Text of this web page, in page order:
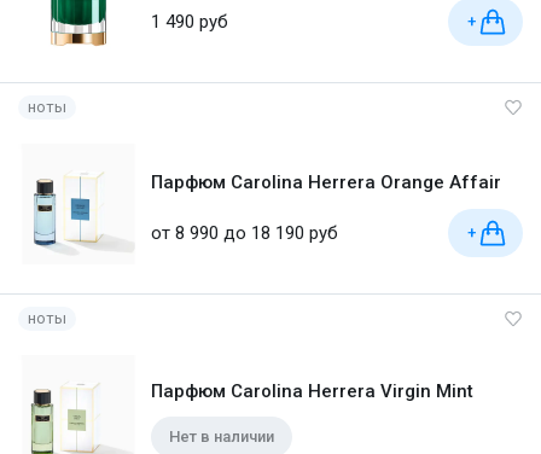
1 490 руб +
ноты
Парфюм Carolina Herrera Orange Affair
от 8 990 до 18 190 руб +
ноты
Парфюм Carolina Herrera Virgin Mint
Нет в наличии